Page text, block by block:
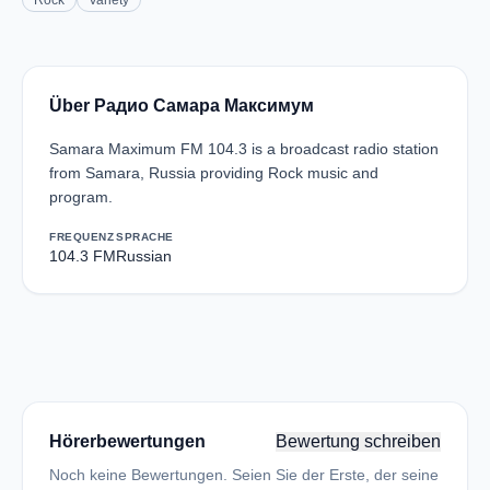
Über Радио Самара Максимум
Samara Maximum FM 104.3 is a broadcast radio station
from Samara, Russia providing Rock music and
program.
FREQUENZ
104.3 FM
SPRACHE
Russian
Hörerbewertungen Bewertung schreiben
Noch keine Bewertungen. Seien Sie der Erste, der seine